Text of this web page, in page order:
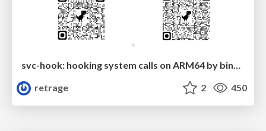
retrage
2 450